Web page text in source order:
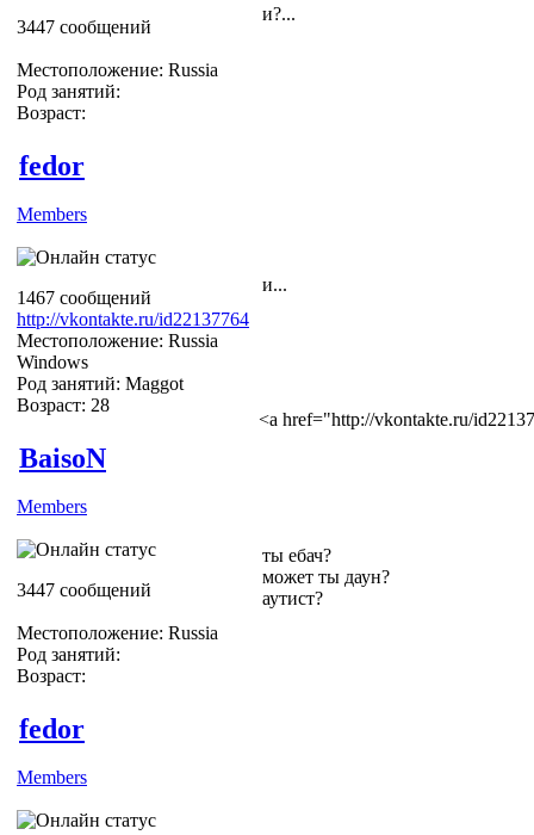
3447 сообщений
Местоположение: Russia
Род занятий:
Возраст:
и?...
fedor
Members
1467 сообщений
http://vkontakte.ru/id22137764
Местоположение: Russia
Windows
Род занятий: Maggot
Возраст: 28
и...
<a href="http://vkontakte.ru/
BaisoN
Members
3447 сообщений
Местоположение: Russia
Род занятий:
Возраст:
ты ебач?
может ты даун?
аутист?
fedor
Members